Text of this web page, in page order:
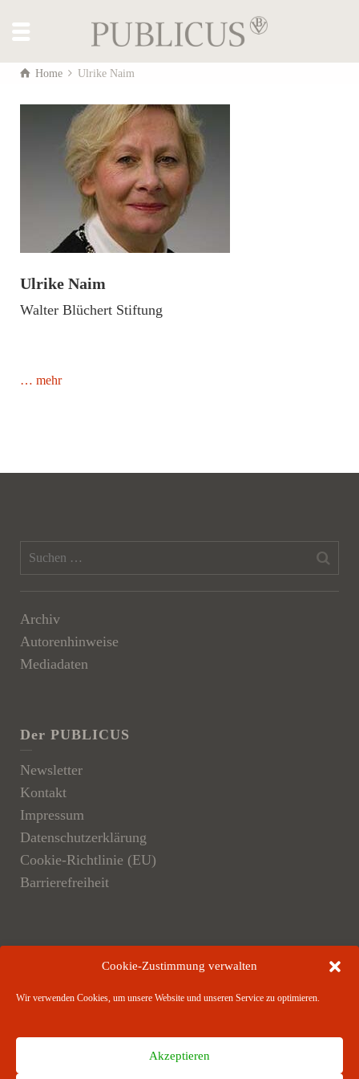
Cookie-Zustimmung verwalten
Wir verwenden Cookies, um unsere Website und unseren Service zu optimieren.
Akzeptieren
Home Ulrike Naim
Ulrike Naim
Walter Blüchert Stiftung
… mehr
Archiv
Autorenhinweise
Mediadaten
Der PUBLICUS
Newsletter
Kontakt
Impressum
Datenschutzerklärung
Cookie-Richtlinie (EU)
Barrierefreiheit